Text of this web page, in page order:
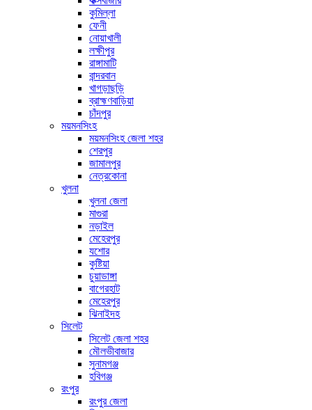
কুমিল্লা
ফেনী
নোয়াখালী
লক্ষীপুর
রাঙ্গামাটি
বান্দরবান
খাগড়াছড়ি
ব্রাহ্মণবাড়িয়া
চাঁদপুর
ময়মনসিংহ
ময়মনসিংহ জেলা শহর
শেরপুর
জামালপুর
নেত্রকোনা
খুলনা
খুলনা জেলা
মাগুরা
নড়াইল
মেহেরপুর
যশোর
কুষ্টিয়া
চুয়াডাঙ্গা
বাগেরহাট
মেহেরপুর
ঝিনাইদহ
সিলেট
সিলেট জেলা শহর
মৌলভীবাজার
সুনামগঞ্জ
হবিগঞ্জ
রংপুর
রংপুর জেলা